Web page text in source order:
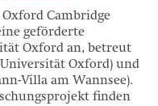
Cambridge
geförderte
Oxford an, betreut
Oxford) und
Villa am Wannsee).
finden